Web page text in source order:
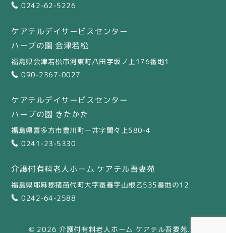
0242-62-5226
ケアテルデイサービスセンター
ハーブの園 会津若松
福島県会津若松市河東町八田字坂ノ上176番地1
090-2367-0027
ケアテルデイサービスセンター
ハーブの園 きたかた
福島県喜多方市豊川町一井字間々上580-4
0241-23-5330
介護付有料老人ホーム ケアテル吾妻苑
福島県耶麻郡猪苗代町大字蚕養字山根乙535番地の12
0242-64-2588
© 2026 介護付有料老人ホーム ケアテル吾妻苑.